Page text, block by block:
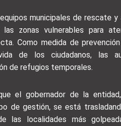
municipales de rescate y
zonas vulnerables para
Como medida de
de los ciudadanos, las
de refugios temporales.
el gobernador de la
de gestión, se está
las localidades más